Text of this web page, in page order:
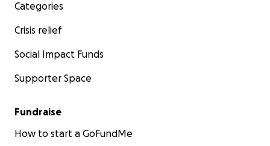
Categories
Crisis relief
Social Impact Funds
Supporter Space
Fundraise
How to start a GoFundMe